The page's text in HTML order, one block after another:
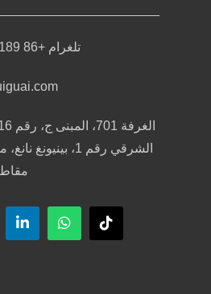
تلغرام +86 189 2926 7983
الشرقي رقم 1، بينيونغ